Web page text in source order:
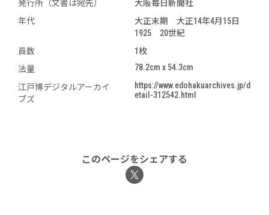
発行所（文書は宛先）
大阪毎日新聞社
年代
大正末期 大正14年4月15日
1925 20世紀
員数
1枚
法量
78.2cm x 54.3cm
江戸博デジタルアーカイ
ブズ
https://www.edohakuarchives.jp/d
etail-312542.html
このページをシェアする